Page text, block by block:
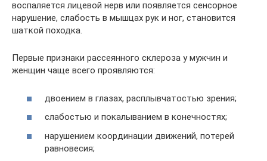
воспаляется лицевой нерв или появляется сенсорное
нарушение, слабость в мышцах рук и ног, становится
шаткой походка.
Первые признаки рассеянного склероза у мужчин и
женщин чаще всего проявляются:
двоением в глазах, расплывчатостью зрения;
слабостью и покалыванием в конечностях;
нарушением координации движений, потерей
равновесия;